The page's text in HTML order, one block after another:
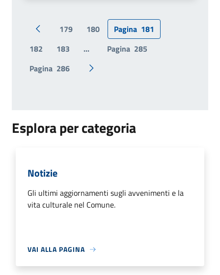
Pagina precedente
179 180 Pagina 181
182
183 ... Pagina 285
Pagina 286 Pagina successiva
Esplora per categoria
Notizie
Gli ultimi aggiornamenti sugli avvenimenti e la
vita culturale nel Comune.
VAI ALLA PAGINA